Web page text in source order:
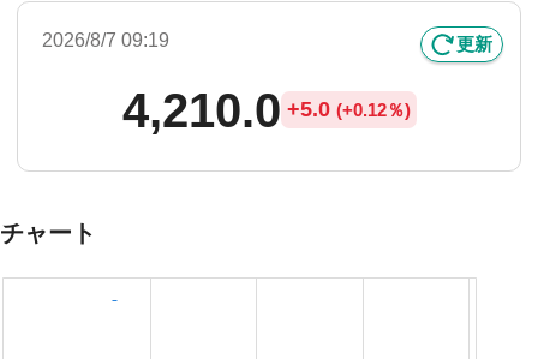
2026/8/7 09:19 更新
4,210.0 +5.0 (+0.12％)
チャート